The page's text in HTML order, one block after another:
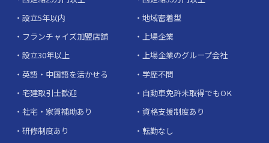
設立5年以内
地域密着型
フランチャイズ加盟店舗
上場企業
設立30年以上
上場企業のグループ会社
英語・中国語を活かせる
学歴不問
宅建取引士歓迎
自動車免許未取得でもOK
社宅・家賃補助あり
資格支援制度あり
研修制度あり
転勤なし